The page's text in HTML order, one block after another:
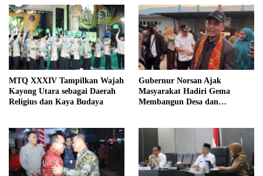
MTQ XXXIV Tampilkan Wajah
Kayong Utara sebagai Daerah
Religius dan Kaya Budaya
Gubernur Norsan Ajak
Masyarakat Hadiri Gema
Membangun Desa dan